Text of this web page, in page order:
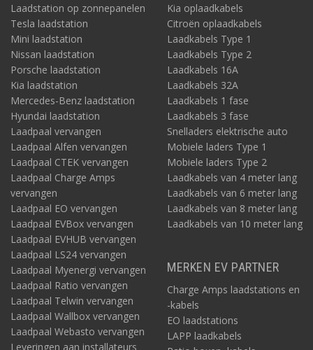
Laadstation op zonnepanelen
Tesla laadstation
Mini laadstation
Nissan laadstation
Porsche laadstation
Kia laadstation
Mercedes-Benz laadstation
Hyundai laadstation
Laadpaal vervangen
Laadpaal Alfen vervangen
Laadpaal CTEK vervangen
Laadpaal Charge Amps
vervangen
Laadpaal EO vervangen
Laadpaal EVBox vervangen
Laadpaal EVHUB vervangen
Laadpaal LS24 vervangen
Laadpaal Myenergi vervangen
Laadpaal Ratio vervangen
Laadpaal Telwin vervangen
Laadpaal Wallbox vervangen
Laadpaal Webasto vervangen
Leveringen aan installateurs
Kia oplaadkabels
Citroën oplaadkabels
Laadkabels Type 1
Laadkabels Type 2
Laadkabels 16A
Laadkabels 32A
Laadkabels 1 fase
Laadkabels 3 fase
Snelladers elektrische auto
Mobiele laders Type 1
Mobiele laders Type 2
Laadkabels van 4 meter lang
Laadkabels van 6 meter lang
Laadkabels van 8 meter lang
Laadkabels van 10 meter lang
MERKEN EV PARTNER
Charge Amps laadstations en
-kabels
EO laadstations
LAPP laadkabels